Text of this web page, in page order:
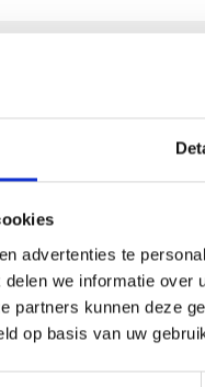
advertenties te
we informatie
partners kunnen deze
op basis van uw
DROPS